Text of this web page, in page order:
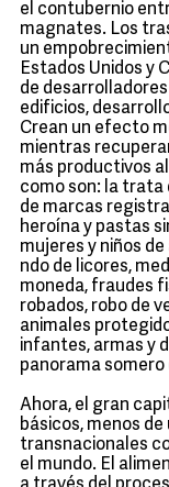
el contubernio
magnates. Los
un
Estados Unidos y
de
edificios,
Crean un efecto
mientras
más productivos
como son: la trata
de marcas
heroína y pastas
mujeres y niños
ndo de licores,
moneda, fraudes
robados, robo de
animales
infantes, armas y
panorama somero
Ahora, el gran
básicos, menos
transnacionales
el mundo. El